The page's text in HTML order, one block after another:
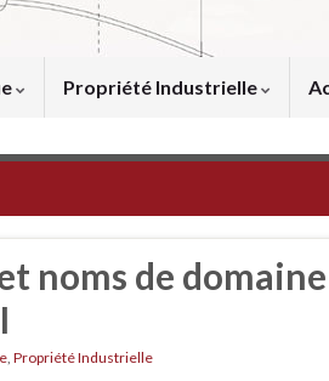
Propriété Industrielle
noms de domaine
, Propriété Industrielle